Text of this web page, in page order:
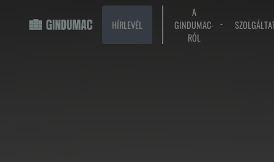
HÍRLEVÉL
A
GINDUMAC-
RÓL